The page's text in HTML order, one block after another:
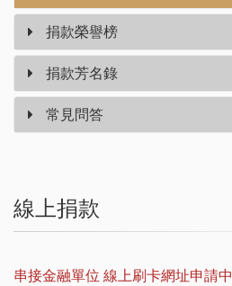
捐款榮譽榜
捐款芳名錄
常見問答
線上捐款
串接金融單位 線上刷卡網址申請中